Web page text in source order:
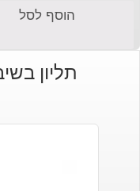
הוסף לסל
תליון